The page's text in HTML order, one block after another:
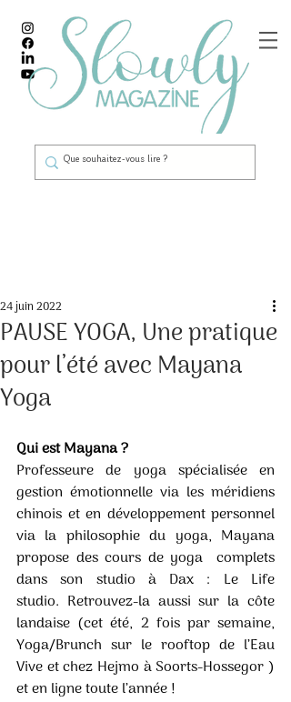
PAUSE YOGA, Une pratique
pour l’été avec Mayana
Yoga
24 juin 2022
Qui est Mayana ?
Professeure de yoga spécialisée en
gestion émotionnelle via les méridiens
chinois et en développement personnel
via la philosophie du yoga, Mayana
propose des cours de yoga  complets
dans  son  studio  à  Dax  :  Le  Life
studio. Retrouvez-la aussi sur la côte
landaise (cet été, 2 fois par semaine,
Yoga/Brunch sur le rooftop de l’Eau
Vive et chez Hejmo à Soorts-Hossegor )
et en ligne toute l’année !